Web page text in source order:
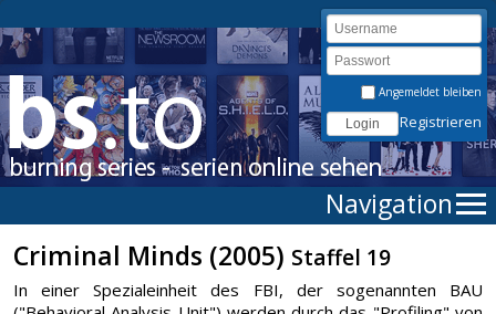
Angemeldet bleiben
Registrieren
Navigation
Criminal Minds (2005) Staffel 19
In einer Spezialeinheit des FBI, der sogenannten BAU